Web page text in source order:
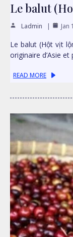
Le balut
Ladmin Jan
Le balut (Hột vịt
originaire d’Asie
READ MORE